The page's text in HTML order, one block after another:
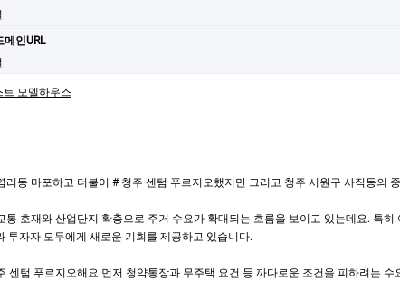
인URL
트 모델하우스
리동 마포하고 더불어 # 청주 센텀 푸르지오했지만 그리고 청주 서원구 사직동의
통 호재와 산업단지 확충으로 주거 수요가 확대되는 흐름을 보이고 있는데요. 특
투자자 모두에게 새로운 기회를 제공하고 있습니다.
센텀 푸르지오해요 먼저 청약통장과 무주택 요건 등 까다로운 조건을 피하려는